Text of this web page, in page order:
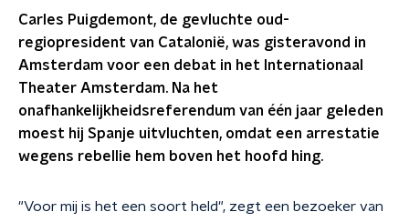
Carles Puigdemont, de gevluchte oud-
regiopresident van Catalonië, was gisteravond in
Amsterdam voor een debat in het Internationaal
Theater Amsterdam. Na het
onafhankelijkheidsreferendum van één jaar geleden
moest hij Spanje uitvluchten, omdat een arrestatie
wegens rebellie hem boven het hoofd hing.
"Voor mij is het een soort held", zegt een bezoeker van